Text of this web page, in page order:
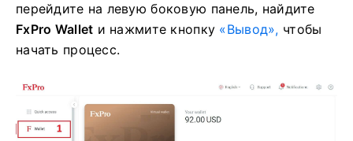
перейдите на левую боковую панель, найдите
FxPro Wallet и нажмите кнопку «Вывод», чтобы
начать процесс.